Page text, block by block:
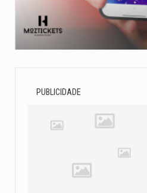
PUBLICIDADE